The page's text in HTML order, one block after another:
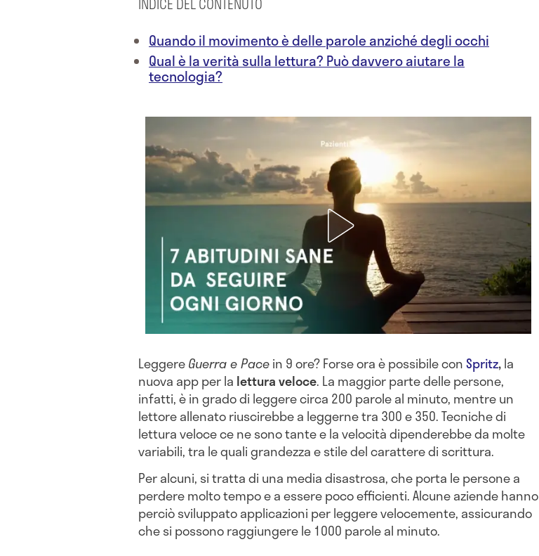
INDICE DEL CONTENUTO
Quando il movimento è delle parole anziché degli occhi
Qual è la verità sulla lettura? Può davvero aiutare la
tecnologia?
LeggereGuerra e Pacein 9 ore? Forse ora è possibile conSpritz,la
nuova app per la lettura veloce. La maggior parte delle persone,
infatti, è in grado di leggere circa 200 parole al minuto, mentre un
lettore allenato riuscirebbe a leggerne tra 300 e 350. Tecniche di
lettura veloce ce ne sono tante e la velocità dipenderebbe da molte
variabili, tra le quali grandezza e stile del carattere di scrittura.
Per alcuni, si tratta di una media disastrosa, che porta le persone a
perdere molto tempo e a essere poco efficienti. Alcune aziende hanno
perciò sviluppato applicazioni per leggere velocemente, assicurando
che si possono raggiungere le 1000 parole al minuto.